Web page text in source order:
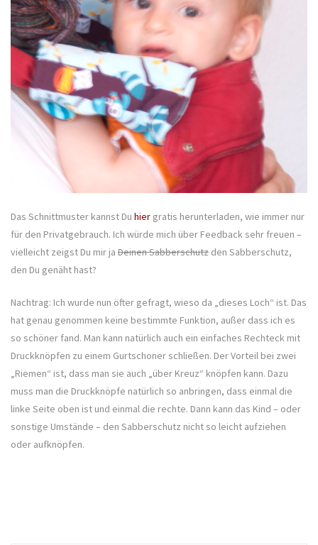
Das Schnittmuster kannst Du hier gratis herunterladen, wie immer nur
für den Privatgebrauch. Ich würde mich über Feedback sehr freuen –
vielleicht zeigst Du mir ja Deinen Sabberschutz den Sabberschutz,
den Du genäht hast?
Nachtrag: Ich wurde nun öfter gefragt, wieso da „dieses Loch“ ist. Das
hat genau genommen keine bestimmte Funktion, außer dass ich es
so schöner fand. Man kann natürlich auch ein einfaches Rechteck mit
Druckknöpfen zu einem Gurtschoner schließen. Der Vorteil bei zwei
„Riemen“ ist, dass man sie auch „über Kreuz“ knöpfen kann. Dazu
muss man die Druckknöpfe natürlich so anbringen, dass einmal die
linke Seite oben ist und einmal die rechte. Dann kann das Kind – oder
sonstige Umstände – den Sabberschutz nicht so leicht aufziehen
oder aufknöpfen.